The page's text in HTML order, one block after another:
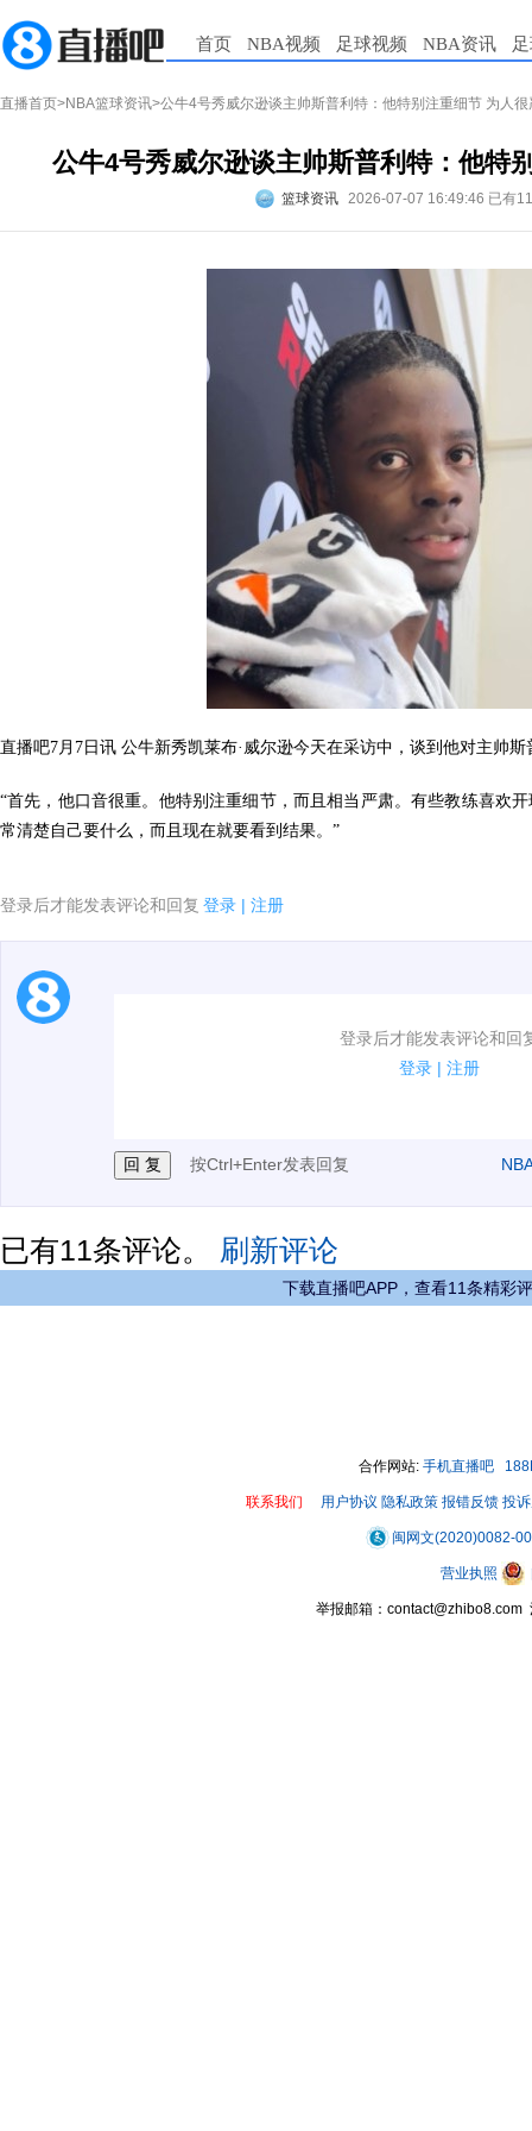
首页 NBA视频 足球视频 NBA资讯
直播首页>NBA篮球资讯>公牛4号秀威尔逊谈主帅斯普利特：他特别注重细节 为人很
公牛4号秀威尔逊谈主帅斯普利特：他特
篮球资讯 2026-07-07 16:49:46 已有
直播吧7月7日讯 公牛新秀凯莱布·威尔逊今天在采访中，谈到他对主帅
“首先，他口音很重。他特别注重细节，而且相当严肃。有些教练喜欢
常清楚自己要什么，而且现在就要看到结果。”
登录后才能发表评论和回复 登录 | 注册
登录后才能发表评论和回
登录 | 注册
1.电脑端新用户可以发表评论了！
按Ctrl+Enter发表回复
已有11条评论。 刷新评论
下载直播吧APP，查看11条精彩
合作网站: 手机直播吧
联系我们 用户协议 隐私政策 报错反馈 投
闽网文(2020)0082-
营业执照
举报邮箱：